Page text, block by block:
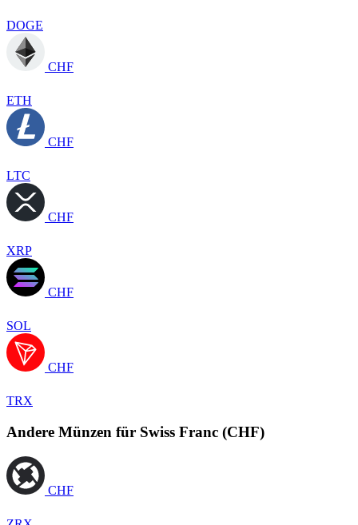
DOGE
CHF
ETH
CHF
LTC
CHF
XRP
CHF
SOL
CHF
TRX
Andere Münzen für Swiss Franc (CHF)
CHF